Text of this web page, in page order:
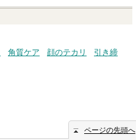
角質ケア 顔のテカリ
引き締
ページの先頭へ